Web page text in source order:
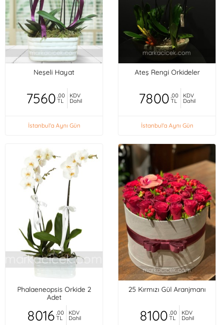
Neşeli Hayat
7560 ,00
TL
KDV
Dahil
İstanbul'a Aynı Gün
Ateş Rengi Orkideler
7800 ,00
TL
KDV
Dahil
İstanbul'a Aynı Gün
Phalaeneopsis Orkide 2
Adet
8016 ,00
TL
KDV
Dahil
25 Kırmızı Gül Aranjmanı
8100 ,00
TL
KDV
Dahil